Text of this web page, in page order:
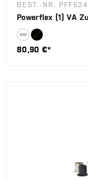
BEST.-NR.
Powerflex (1) VA
80,90 €*